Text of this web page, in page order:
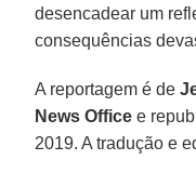
desencadear um
consequências
A reportagem é de
News Officee
2019. A tradução e